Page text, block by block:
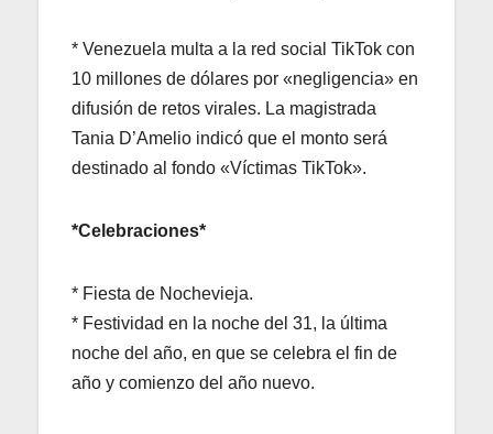
* Venezuela multa a la red social TikTok con
10 millones de dólares por «negligencia» en
difusión de retos virales. La magistrada
Tania D’Amelio indicó que el monto será
destinado al fondo «Víctimas TikTok».
*Celebraciones*
* Fiesta de Nochevieja.
* Festividad en la noche del 31, la última
noche del año, en que se celebra el fin de
año y comienzo del año nuevo.